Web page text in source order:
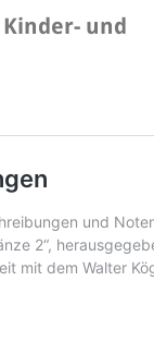
und